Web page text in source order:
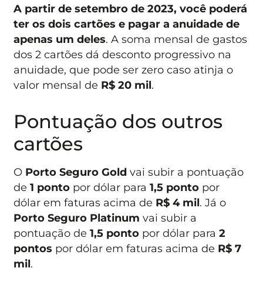
A partir de setembro de 2023, você poderá
ter os dois cartões e pagar a anuidade de
apenas um deles. A soma mensal de gastos
dos 2 cartões dá desconto progressivo na
anuidade, que pode ser zero caso atinja o
valor mensal de R$ 20 mil.
Pontuação dos outros
cartões
O Porto Seguro Gold vai subir a pontuação
de1 ponto por dólar para1,5 ponto por
dólar em faturas acima de R$ 4 mil. Já o
Porto Seguro Platinum vai subir a
pontuação de1,5 ponto por dólar para2
pontos por dólar em faturas acima de R$ 7
mil.